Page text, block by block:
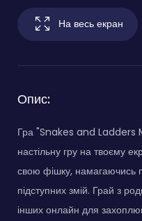
На весь екран
Опис:
Гра "Snakes and Ladders
настільну гру на твоєму
свою фішку, намагаючись
підступних змій. Грай з
інших онлайн для